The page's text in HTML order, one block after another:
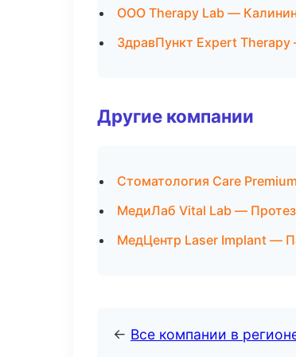
ООО Therapy Lab —
ЗдравПункт Expert
Другие компании
Стоматология Care
МедиЛаб Vital Lab —
МедЦентр Laser Implant —
← Все компании в